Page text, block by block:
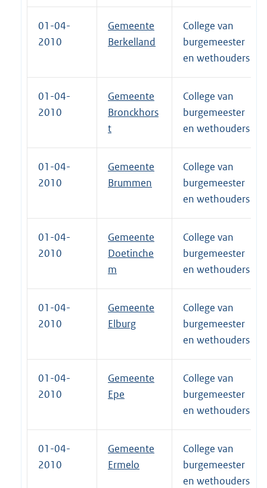
01-04-
2010
Gemeente
Berkelland
College van
burgemeester
en wethouders
01-04-
2010
Gemeente
Bronckhors
t
College van
burgemeester
en wethouders
01-04-
2010
Gemeente
Brummen
College van
burgemeester
en wethouders
01-04-
2010
Gemeente
Doetinche
m
College van
burgemeester
en wethouders
01-04-
2010
Gemeente
Elburg
College van
burgemeester
en wethouders
01-04-
2010
Gemeente
Epe
College van
burgemeester
en wethouders
01-04-
2010
Gemeente
Ermelo
College van
burgemeester
en wethouders